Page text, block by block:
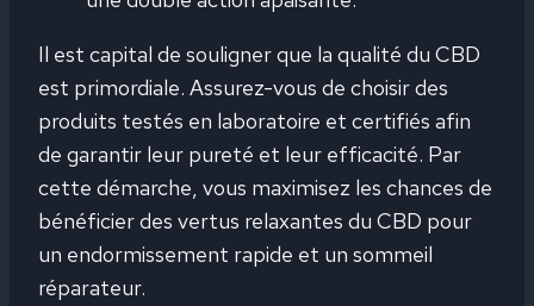
Il est capital de souligner que la qualité du CBD
est primordiale. Assurez-vous de choisir des
produits testés en laboratoire et certifiés afin
de garantir leur pureté et leur efficacité. Par
cette démarche, vous maximisez les chances de
bénéficier des vertus relaxantes du CBD pour
un endormissement rapide et un sommeil
réparateur.